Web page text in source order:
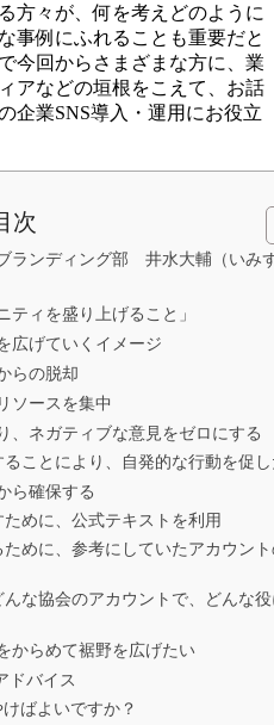
方々が、何を考えどのように
事例にふれることも重要だと
今回からさまざまな方に、業
アなどの垣根をこえて、お話
企業SNS導入・運用にお役立
次
ランディング部 井水大輔（いみ
ティを盛り上げること」
広げていくイメージ
らの脱却
ソースを集中
、ネガティブな意見をゼロにする
ことにより、自発的な行動を促
ら確保する
めに、公式テキストを利用
めに、参考にしていたアカウン
な協会のアカウントで、どんな
からめて裾野を広げたい
ドバイス
ばよいですか？